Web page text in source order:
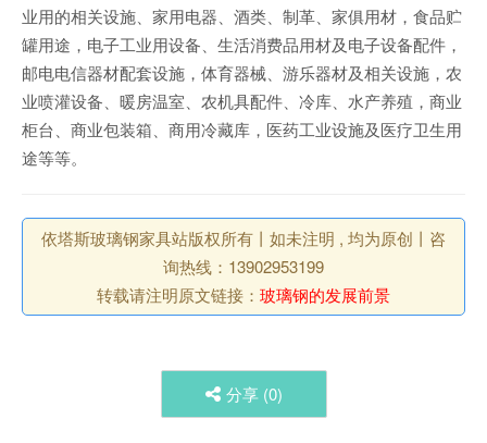
业用的相关设施、家用电器、酒类、制革、家俱用材，食品贮
罐用途，电子工业用设备、生活消费品用材及电子设备配件，
邮电电信器材配套设施，体育器械、游乐器材及相关设施，农
业喷灌设备、暖房温室、农机具配件、冷库、水产养殖，商业
柜台、商业包装箱、商用冷藏库，医药工业设施及医疗卫生用
途等等。
依塔斯玻璃钢家具站版权所有丨如未注明 , 均为原创丨咨
询热线：13902953199
转载请注明原文链接： 玻璃钢的发展前景
分享 (0)